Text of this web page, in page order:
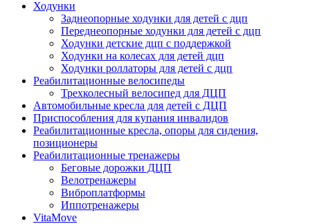
Ходунки
Заднеопорные ходунки для детей с дцп
Переднеопорные ходунки для детей с дцп
Ходунки детские дцп с поддержкой
Ходунки на колесах для детей дцп
Ходунки роллаторы для детей с дцп
Реабилитационные велосипеды
Трехколесный велосипед для ДЦП
Автомобильные кресла для детей с ДЦП
Приспособления для купания инвалидов
Реабилитационные кресла, опоры для сидения,
позиционеры
Реабилитационные тренажеры
Беговые дорожки ДЦП
Велотренажеры
Виброплатформы
Иппотренажеры
VitaMove